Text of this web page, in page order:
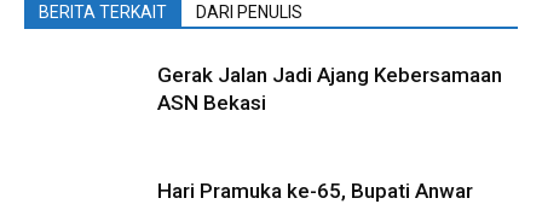
BERITA TERKAIT DARI PENULIS
Gerak Jalan Jadi Ajang Kebersamaan
ASN Bekasi
Hari Pramuka ke-65, Bupati Anwar